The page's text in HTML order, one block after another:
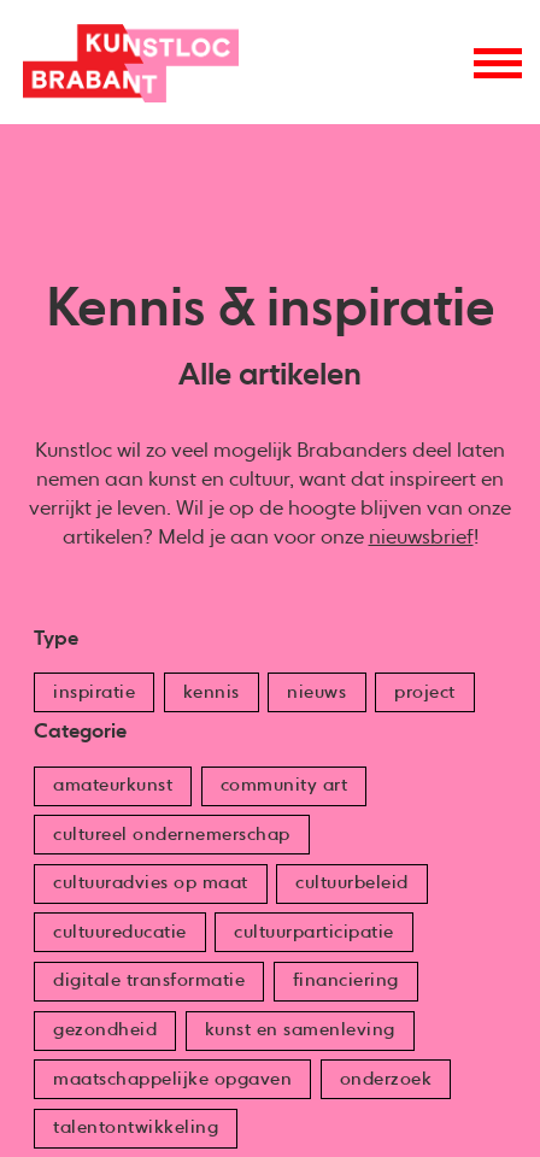
Kennis & inspiratie
Alle artikelen
Kunstloc wil zo veel mogelijk Brabanders deel laten
nemen aan kunst en cultuur, want dat inspireert en
verrijkt je leven. Wil je op de hoogte blijven van onze
artikelen? Meld je aan voor onze nieuwsbrief!
Type
inspiratie kennis nieuws project
Categorie
amateurkunst community art
cultureel ondernemerschap
cultuuradvies op maat cultuurbeleid
cultuureducatie cultuurparticipatie
digitale transformatie financiering
gezondheid kunst en samenleving
maatschappelijke opgaven onderzoek
talentontwikkeling